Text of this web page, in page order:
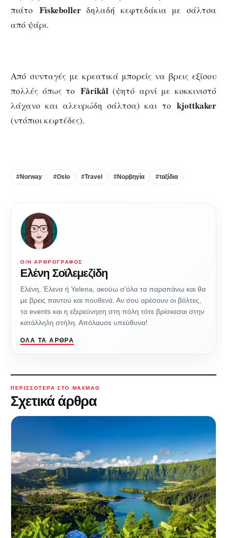
πιάτο Fiskebollerδηλαδή κεφτεδάκια με σάλτσα
από ψάρι.
Από συνταγές με κρεατικά μπορείς να βρεις εξίσου
πολλές όπως το Fårikål(ψητό αρνί με κοκκινιστό
λάχανο και αλευρώδη σάλτσα) και το kjottkaker
(ντόπιοι κεφτέδες).
#Norway #Oslo #Travel #Νορβηγία #ταξίδια
Ο/Η ΑΡΘΡΟΓΡΆΦΟΣ
Ελένη Σοϊλεμεζίδη
Ελένη, Έλενα ή Yelena, ακούω σ'όλα τα παραπάνω και θα
με βρεις παντού και πουθενά. Αν σου αρέσουν οι βόλτες,
τα events και η εξερεύνηση στη πόλη τότε βρίσκεσαι στην
κατάλληλη στήλη. Απόλαυσε υπεύθυνα!
ΌΛΑ ΤΑ ΆΡΘΡΑ
ΠΕΡΙΣΣΌΤΕΡΑ ΣΤΟ MAXMAG
Σχετικά άρθρα